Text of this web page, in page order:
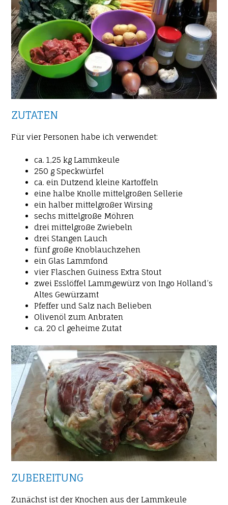
ZUTATEN
Für vier Personen habe ich verwendet:
ca. 1,25 kg Lammkeule
250 g Speckwürfel
ca. ein Dutzend kleine Kartoffeln
eine halbe Knolle mittelgroßen Sellerie
ein halber mittelgroßer Wirsing
sechs mittelgroße Möhren
drei mittelgroße Zwiebeln
drei Stangen Lauch
fünf große Knoblauchzehen
ein Glas Lammfond
vier Flaschen Guiness Extra Stout
zwei Esslöffel Lammgewürz von Ingo Holland’s
Altes Gewürzamt
Pfeffer und Salz nach Belieben
Olivenöl zum Anbraten
ca. 20 cl geheime Zutat
ZUBEREITUNG
Zunächst ist der Knochen aus der Lammkeule